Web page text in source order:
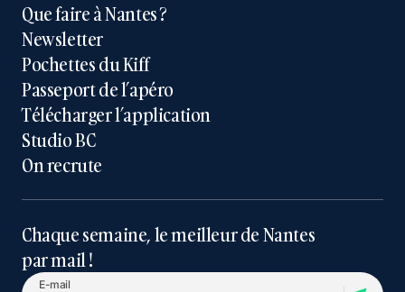
Que faire à Nantes ?
Newsletter
Pochettes du Kiff
Passeport de l’apéro
Télécharger l’application
Studio BC
On recrute
Chaque semaine, le meilleur de Nantes
par mail !
E-mail